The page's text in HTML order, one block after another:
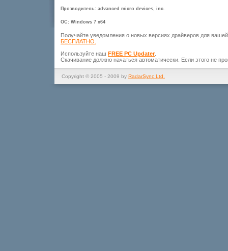
Прозводитель: advanced micro devices, inc.
ОС: Windows 7 x64
Получайте уведомления о новых версиях драйверов для
БЕСПЛАТНО.
Используйте наш FREE PC Updater.
Скачивание должно начаться автоматически. Если этого не
Copyright © 2005 - 2009 by RadarSync Ltd.